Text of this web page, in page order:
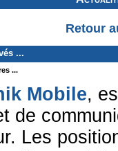
Retour
...
...
Mobile,
de
Les